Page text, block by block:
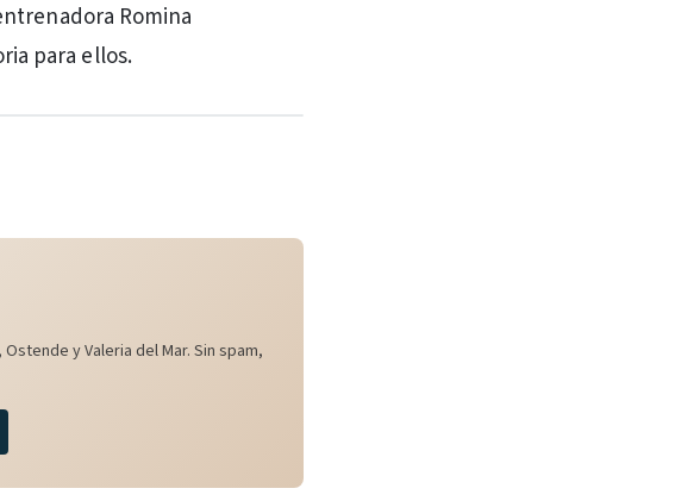
Romina
para ellos.
y Valeria del Mar. Sin spam,